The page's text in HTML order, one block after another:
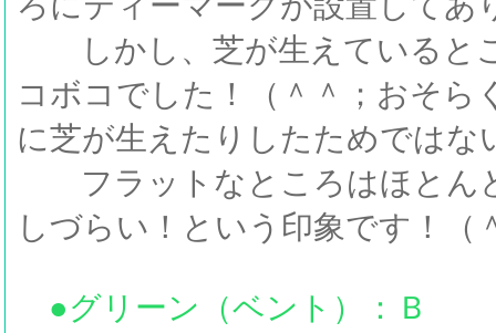
しかし、芝が生えていると
コボコでした！（＾＾；おそら
に芝が生えたりしたためではな
フラットなところはほとん
しづらい！という印象です！（
●グリーン（ベント）：Ｂ